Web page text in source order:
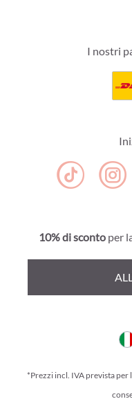
I nostri
10% di sconto per
*Prezzi incl. IVA prevista per